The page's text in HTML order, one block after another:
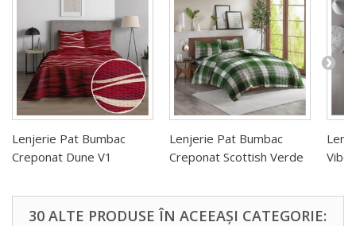
Lenjerie Pat Bumbac
Creponat Dune V1
Lenjerie Pat Bumbac
Creponat Scottish Verde
Vibe
30 ALTE PRODUSE ÎN ACEEAȘI CATEGORIE: